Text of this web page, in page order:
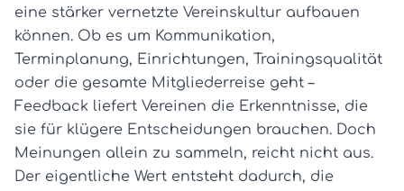
eine stärker vernetzte Vereinskultur aufbauen
können. Ob es um Kommunikation,
Terminplanung, Einrichtungen, Trainingsqualität
oder die gesamte Mitgliederreise geht –
Feedback liefert Vereinen die Erkenntnisse, die
sie für klügere Entscheidungen brauchen. Doch
Meinungen allein zu sammeln, reicht nicht aus.
Der eigentliche Wert entsteht dadurch, die